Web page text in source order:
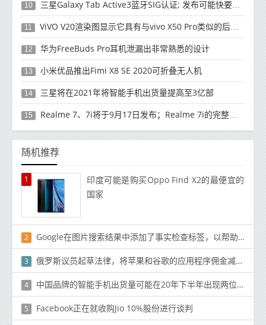
10 三星Galaxy Tab Active3蓝牙SIG认证; 发布可能快要结束了
11 ViVO V20渲染图显示它具有与vivo X50 Pro类似的后部设计
12 华为FreeBuds Pro耳机泄漏出非常熟悉的设计
13 小米优品推出Fimi X8 SE 2020可折叠无人机
14 三星将在2021年将智能手机出货量提高至3亿部
15 Realme 7、7i将于9月17日发布；Realme 7i的完整规格并导致泄漏
随机推荐
1
印度可能是购买Oppo Find X2的最便宜的
国家
2 Google在图片搜索结果中添加了事实检查标签，以帮助验证内容
3 俄罗斯议员起草法律，将苹果和谷歌的应用程序佣金减少到20％
4 中国品牌的智能手机出货量可能在20年下半年出现两位数下降
5 Facebook正在就收购Jio 10%股份进行谈判